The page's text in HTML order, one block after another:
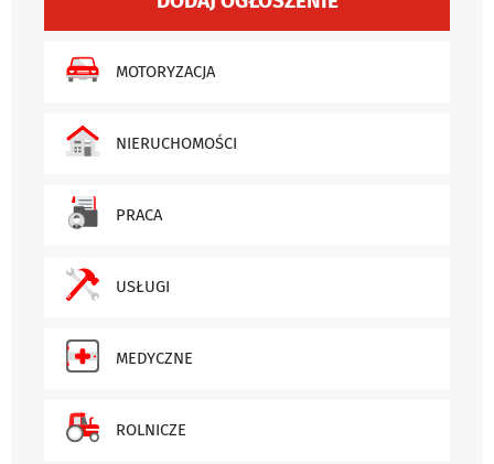
MOTORYZACJA
NIERUCHOMOŚCI
PRACA
USŁUGI
MEDYCZNE
ROLNICZE